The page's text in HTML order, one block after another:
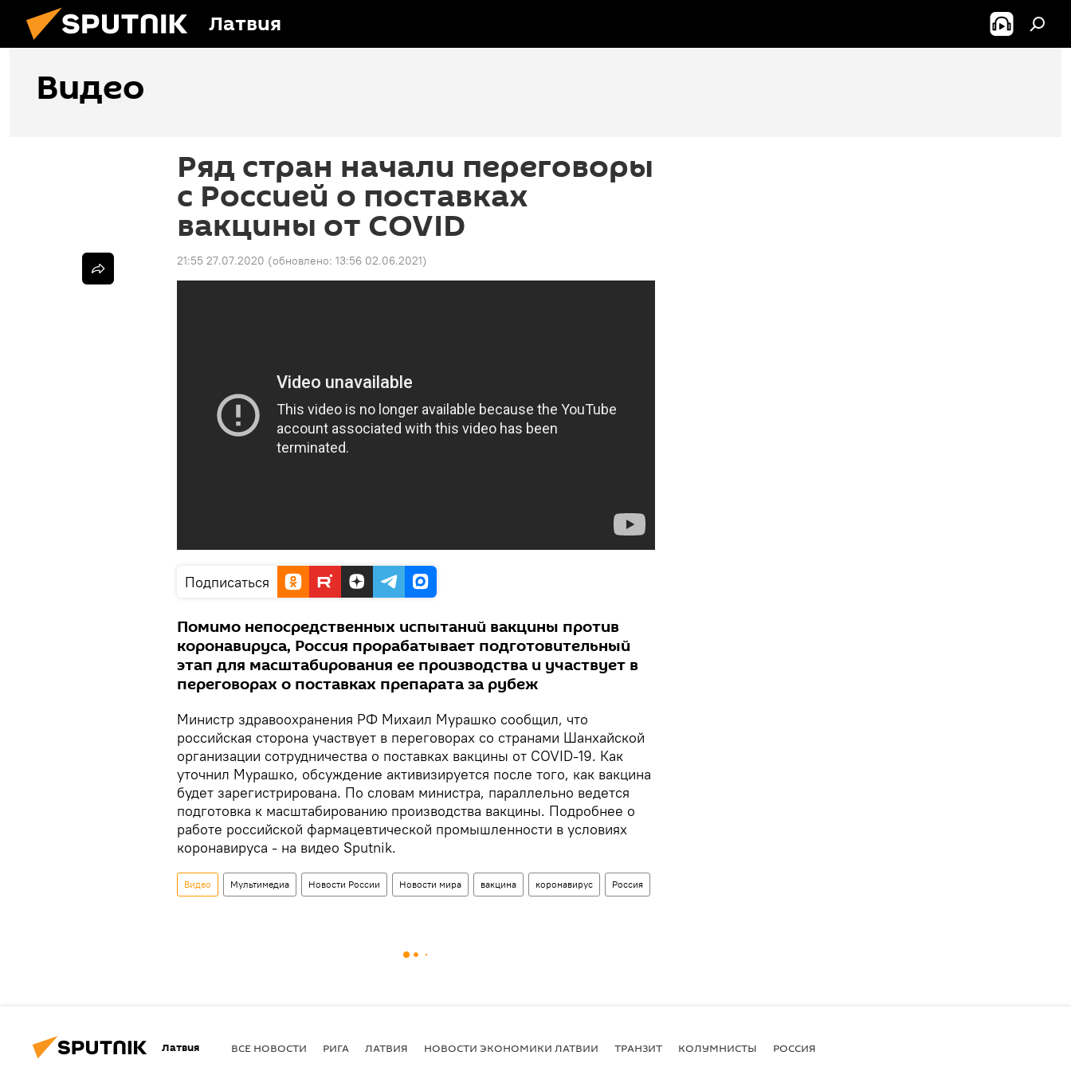
Латвия
Видео
Ряд стран начали переговоры
с Россией о поставках
вакцины от COVID
21:55 27.07.2020 (обновлено: 13:56 02.06.2021)
Подписаться
Помимо непосредственных испытаний вакцины против
коронавируса, Россия прорабатывает подготовительный
этап для масштабирования ее производства и участвует в
переговорах о поставках препарата за рубеж
Министр здравоохранения РФ Михаил Мурашко сообщил, что
российская сторона участвует в переговорах со странами Шанхайской
организации сотрудничества о поставках вакцины от COVID-19. Как
уточнил Мурашко, обсуждение активизируется после того, как вакцина
будет зарегистрирована. По словам министра, параллельно ведется
подготовка к масштабированию производства вакцины. Подробнее о
работе российской фармацевтической промышленности в условиях
коронавируса - на видео Sputnik.
Видео Мультимедиа Новости России Новости мира вакцина коронавирус Россия
Латвия ВСЕ НОВОСТИ РИГА ЛАТВИЯ НОВОСТИ ЭКОНОМИКИ ЛАТВИИ ТРАНЗИТ КОЛУМНИСТЫ РОССИЯ